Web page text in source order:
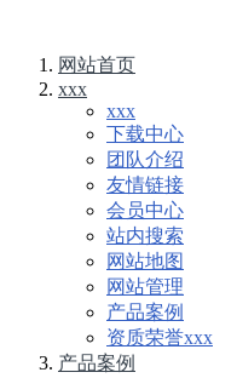
网站首页
xxx
xxx
下载中心
团队介绍
友情链接
会员中心
站内搜索
网站地图
网站管理
产品案例
资质荣誉xxx
产品案例